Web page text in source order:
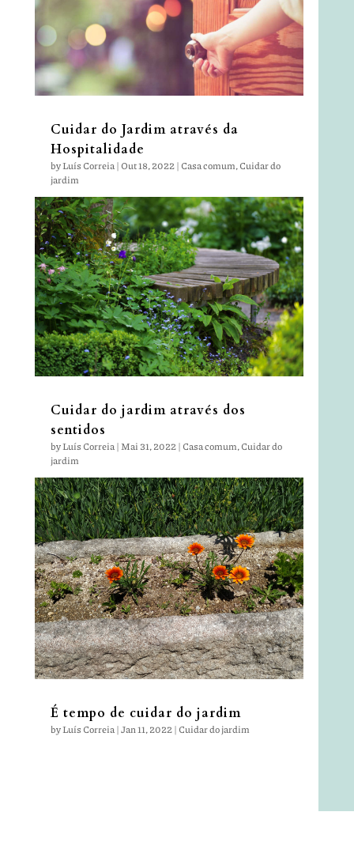
Cuidar do Jardim através da
Hospitalidade
byLuís Correia| Out 18, 2022| Casa comum,Cuidar do
jardim
Cuidar do jardim através dos
sentidos
byLuís Correia|Mai 31, 2022| Casa comum,Cuidar do
jardim
É tempo de cuidar do jardim
byLuís Correia|Jan 11, 2022| Cuidar do jardim